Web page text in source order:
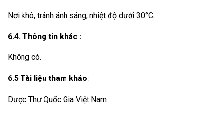
Nơi khô, tránh ánh sáng, nhiệt độ dưới 30°C.
6.4. Thông tin khác :
Không có.
6.5 Tài liệu tham khảo:
Dược Thư Quốc Gia Việt Nam